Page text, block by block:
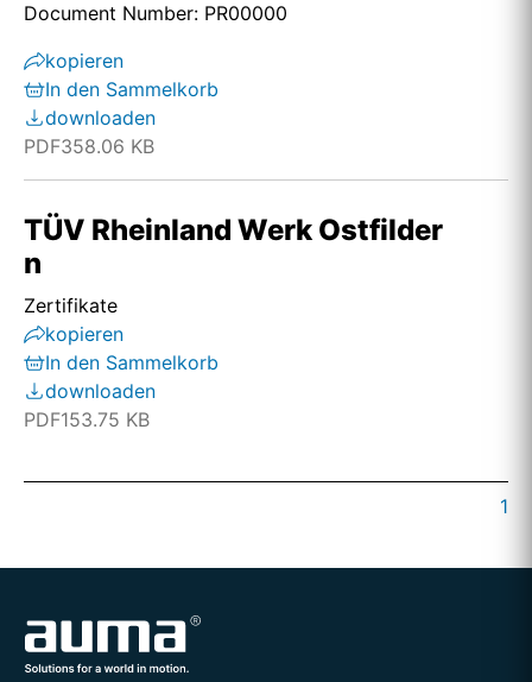
Document Number: PR00000
kopieren
In den Sammelkorb
downloaden
PDF358.06 KB
TÜV Rheinland Werk Ostfilder
n
Zertifikate
kopieren
In den Sammelkorb
downloaden
PDF153.75 KB
1